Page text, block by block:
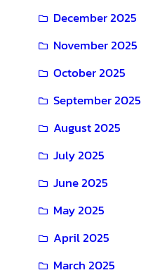
December 2025
November 2025
October 2025
September 2025
August 2025
July 2025
June 2025
May 2025
April 2025
March 2025